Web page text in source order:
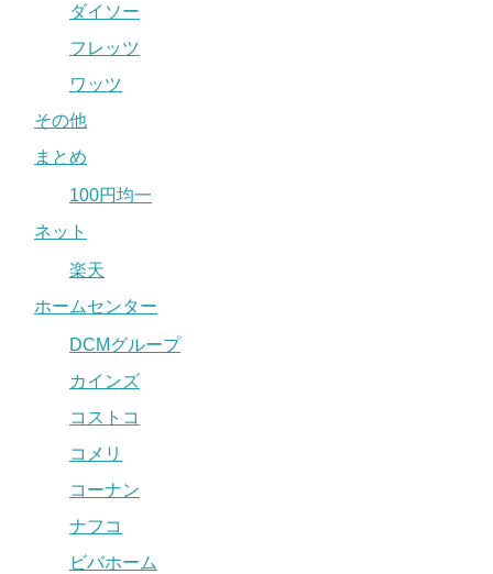
ダイソー
フレッツ
ワッツ
その他
まとめ
100円均一
ネット
楽天
ホームセンター
DCMグループ
カインズ
コストコ
コメリ
コーナン
ナフコ
ビバホーム